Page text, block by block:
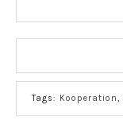
Tags: Kooperation